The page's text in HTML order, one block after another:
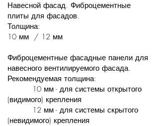
Навесной фасад. Фиброцементные
плиты для фасадов.
Толщина:
10 мм / 12 мм
Фиброцементные фасадные панели для
навесного вентилируемого фасада.
Рекомендуемая толщина:
10 мм - для системы открытого
(видимого) крепления
12 мм - для системы скрытого
(невидимого) крепления